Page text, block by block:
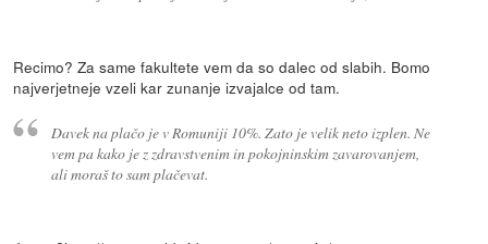
Recimo? Za same fakultete vem da so dalec od slabih. Bomo
najverjetneje vzeli kar zunanje izvajalce od tam.
Davek na plačo je v Romuniji 10%. Zato je velik neto izplen. Ne
vem pa kako je z zdravstvenim in pokojninskim zavarovanjem,
ali moraš to sam plačevat.